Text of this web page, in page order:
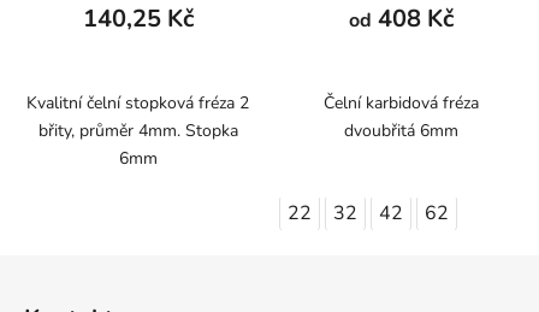
140,25 Kč
Kvalitní čelní stopková fréza 2
břity, průměr 4mm. Stopka
6mm
od 408 Kč
Čelní karbidová fréza
dvoubřitá 6mm
22 32 42 62